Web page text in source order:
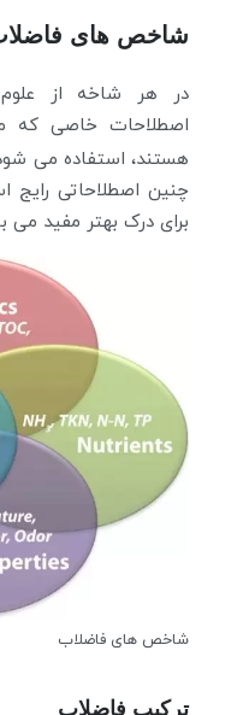
شاخص های
در هر شاخه از
اصطلاحات خاصی که
هستند، استفاده می
چنین اصطلاحاتی
برای درک بهتر مفید می
شاخص های فاضلاب
ترکیب فاضلاب